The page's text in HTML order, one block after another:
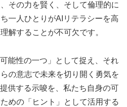
その力を賢く、そして倫理的に
一人ひとりがAIリテラシーを高
解することが不可欠です。
能性の一つ」として捉え、それ
の意志で未来を切り開く勇気を
供する示唆を、私たち自身の可
めの「ヒント」として活用する